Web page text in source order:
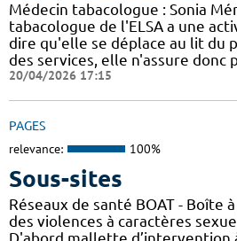
Médecin tabacologue : Sonia
tabacologue de l'ELSA a une
dire qu'elle se déplace au lit du
des services, elle n'assure donc
20/04/2026 17:15
PAGES
relevance: 100%
Sous-sites
Réseaux de santé BOAT - Boîte
des violences à caractères